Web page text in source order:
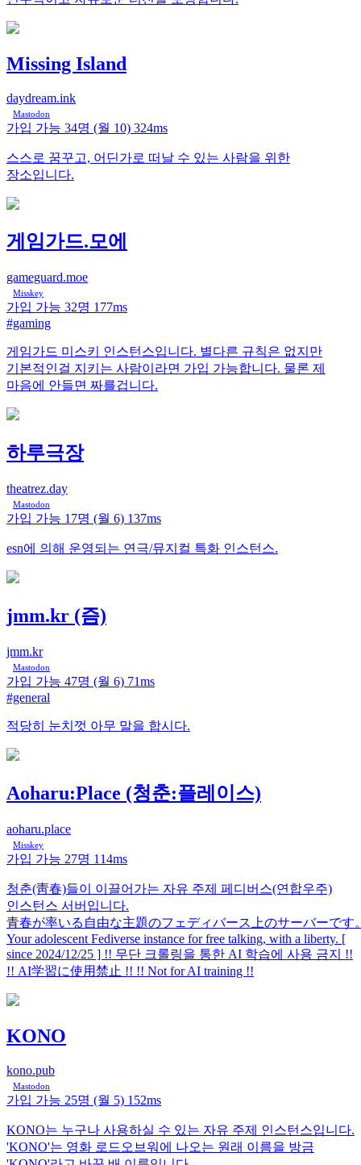
Missing Island
daydream.ink
Mastodon
가입 가능 34명 (월 10) 324ms
스스로 꿈꾸고, 어딘가로 떠날 수 있는 사람을 위한
장소입니다.
게임가드.모에
gameguard.moe
Misskey
가입 가능 32명 177ms
#gaming
게임가드 미스키 인스턴스입니다. 별다른 규칙은 없지만
기본적인걸 지키는 사람이라면 가입 가능합니다. 물론 제
마음에 안들면 짜를겁니다.
하루극장
theatrez.day
Mastodon
가입 가능 17명 (월 6) 137ms
esn에 의해 운영되는 연극/뮤지컬 특화 인스턴스.
jmm.kr (즘)
jmm.kr
Mastodon
가입 가능 47명 (월 6) 71ms
#general
적당히 눈치껏 아무 말을 합시다.
Aoharu:Place (청춘:플레이스)
aoharu.place
Misskey
가입 가능 27명 114ms
청춘(靑春)들이 이끌어가는 자유 주제 페디버스(연합우주)
인스턴스 서버입니다.
青春が率いる自由な主題のフェディバース上のサーバーです
Your adolescent Fediverse instance for free talking, with a liberty. [
since 2024/12/25 ] !! 무단 크롤링을 통한 AI 학습에 사용 금지 !!
!! AI学習に使用禁止 !! !! Not for AI training !!
KONO
kono.pub
Mastodon
가입 가능 25명 (월 5) 152ms
KONO는 누구나 사용하실 수 있는 자유 주제 인스턴스입니다.
'KONO'는 영화 로드오브워에 나오는 원래 이름을 방금